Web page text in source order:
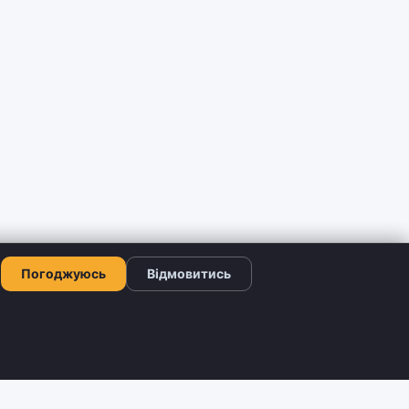
Погоджуюсь Відмовитись